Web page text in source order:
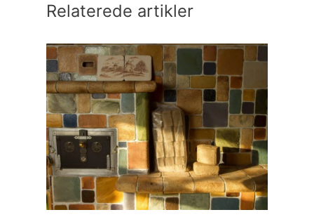
Relaterede artikler